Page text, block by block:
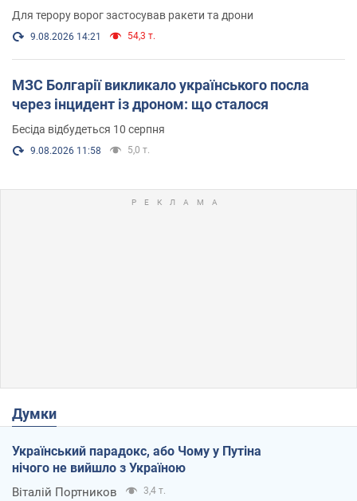
Для терору ворог застосував ракети та дрони
9.08.2026 14:21 54,3 т.
МЗС Болгарії викликало українського посла
через інцидент із дроном: що сталося
Бесіда відбудеться 10 серпня
9.08.2026 11:58 5,0 т.
Думки
Український парадокс, або Чому у Путіна
нічого не вийшло з Україною
Віталій Портников 3,4 т.